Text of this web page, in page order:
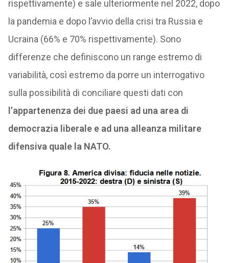
rispettivamente) e sale ulteriormente nel 2022, dopo
la pandemia e dopo l’avvio della crisi tra Russia e
Ucraina (66% e 70% rispettivamente). Sono
differenze che definiscono un range estremo di
variabilità, così estremo da porre un interrogativo
sulla possibilità di conciliare questi dati con
l’appartenenza dei due paesi ad una area di
democrazia liberale e ad una alleanza militare
difensiva quale la NATO.